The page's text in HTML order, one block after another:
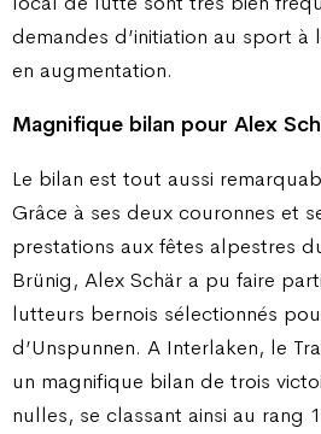
demandes d’initiation au sport
en augmentation.
Magnifique bilan pour Alex
Le bilan est tout aussi
Grâce à ses deux couronnes et
prestations aux fêtes alpestres
Brünig, Alex Schär a pu faire
lutteurs bernois sélectionnés
d’Unspunnen. A Interlaken, le
un magnifique bilan de trois
nulles, se classant ainsi au rang